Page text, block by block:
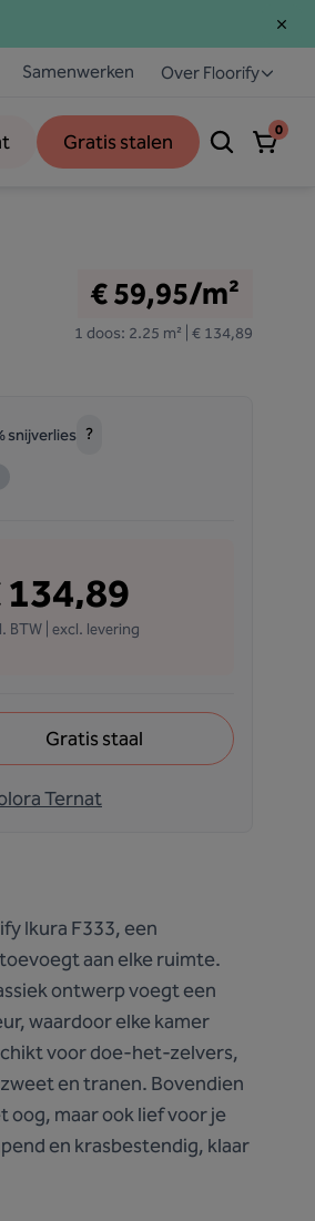
Samenwerken Over Floorify
Gratis stalen 0
€ 59,95/m²
1 doos: 2.25 m² | € 134,89
snijverlies ?
134,89
BTW | excl. levering
Gratis staal
Ternat
Ikura F333, een
aan elke ruimte.
ontwerp voegt een
waardoor elke kamer
voor doe-het-zelvers,
en tranen. Bovendien
oog, maar ook lief voor je
en krasbestendig, klaar